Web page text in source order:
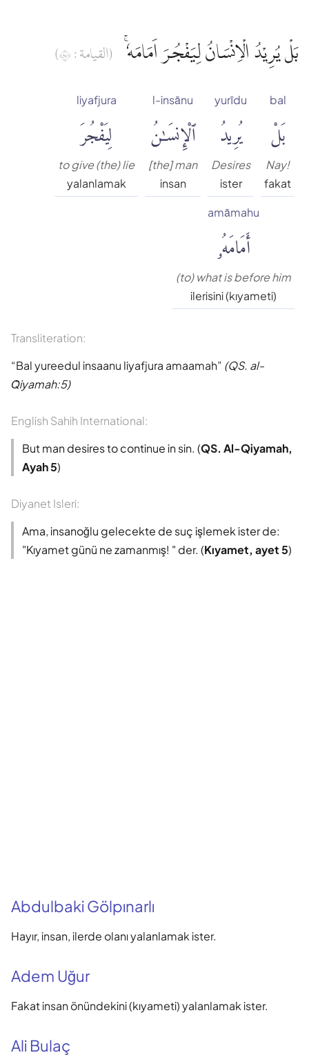
İbni Kesir
İskender Ali Mihr
Muhammed Esed
Muslim Shahin
بَلْ يُرِيْدُ الْاِنْسَانُ لِيَفْجُرَ اَمَامَهٗۚ (القيامة : ٧٥)
bal
بَلْ
Nay!
fakat
yurīdu
يُرِيدُ
Desires
ister
l-insānu
ٱلْإِنسَٰنُ
[the] man
insan
liyafjura
لِيَفْجُرَ
to give (the) lie
yalanlamak
amāmahu
أَمَامَهُۥ
(to) what is before him
ilerisini (kıyameti)
Transliteration:
Bal yureedul insaanu liyafjura amaamah (QS. al-
Q̈iyamah:5)
English Sahih International:
But man desires to continue in sin. (QS. Al-Qiyamah,
Ayah 5)
Diyanet Isleri:
Ama, insanoğlu gelecekte de suç işlemek ister de:
"Kıyamet günü ne zamanmış! " der. (Kıyamet, ayet 5)
Abdulbaki Gölpınarlı
Hayır, insan, ilerde olanı yalanlamak ister.
Adem Uğur
Fakat insan önündekini (kıyameti) yalanlamak ister.
Ali Bulaç